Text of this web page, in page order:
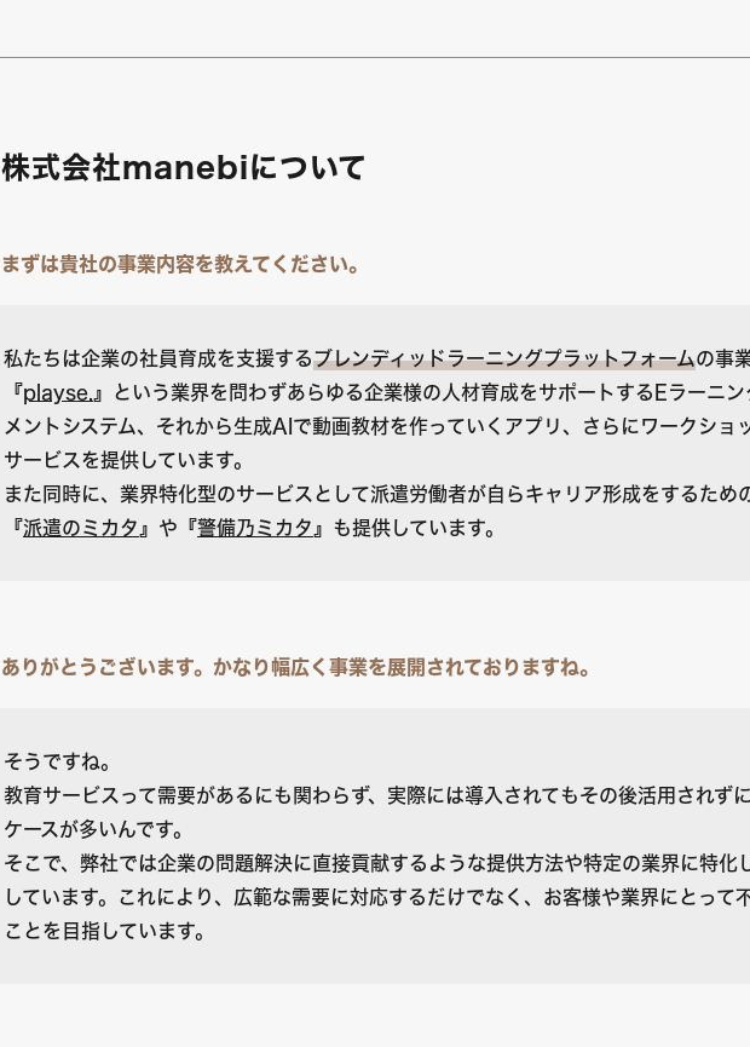
株式会社manebiについて
まずは貴社の事業内容を教えてください。
私たちは企業の社員育成を支援するブレンディッドラーニングプラットフォームの事
『playse. 』という業界を問わずあらゆる企業様の人材育成をサポートするEラーニ
メントシステム、それから生成AIで動画教材を作っていくアプリ、さらにワークショ
サービスを提供しています。
また同時に、業界特化型のサービスとして派遣労働者が自らキャリア形成をするため
『派遣のミカタ 』や『警備乃ミカタ 』も提供しています。
ありがとうございます。かなり幅広く事業を展開されておりますね。
そうですね。
教育サービスって需要があるにも関わらず、実際には導入されてもその後活用されず
ケースが多いんです。
そこで、弊社では企業の問題解決に直接貢献するような提供方法や特定の業界に特化
しています。これにより、広範な需要に対応するだけでなく、お客様や業界にとって
ことを目指しています。